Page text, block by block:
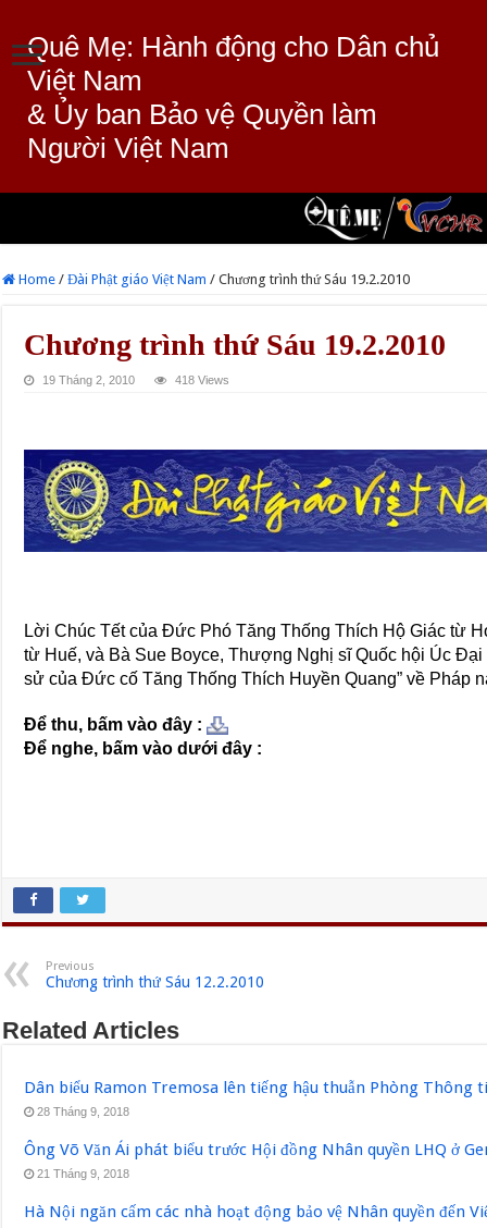
Quê Mẹ: Hành động cho Dân chủ
Việt Nam
& Ủy ban Bảo vệ Quyền làm
Người Việt Nam
Home / Đài Phật giáo Việt Nam / Chương trình thứ Sáu 19.2.2010
Chương trình thứ Sáu 19.2.2010
19 Tháng 2, 2010 418 Views
Lời Chúc Tết của Đức Phó Tăng Thống Thích Hộ Giác từ
từ Huế, và Bà Sue Boyce, Thượng Nghị sĩ Quốc hội Úc
sử của Đức cố Tăng Thống Thích Huyền Quang” về Pháp
Để thu, bấm vào đây :
Để nghe, bấm vào dưới đây :
Previous
Chương trình thứ Sáu 12.2.2010
Related Articles
Dân biểu Ramon Tremosa lên tiếng hậu thuẫn Phòng Thông
28 Tháng 9, 2018
Ông Võ Văn Ái phát biểu trước Hội đồng Nhân quyền LHQ ở
21 Tháng 9, 2018
Hà Nội ngăn cấm các nhà hoạt động bảo vệ Nhân quyền đến